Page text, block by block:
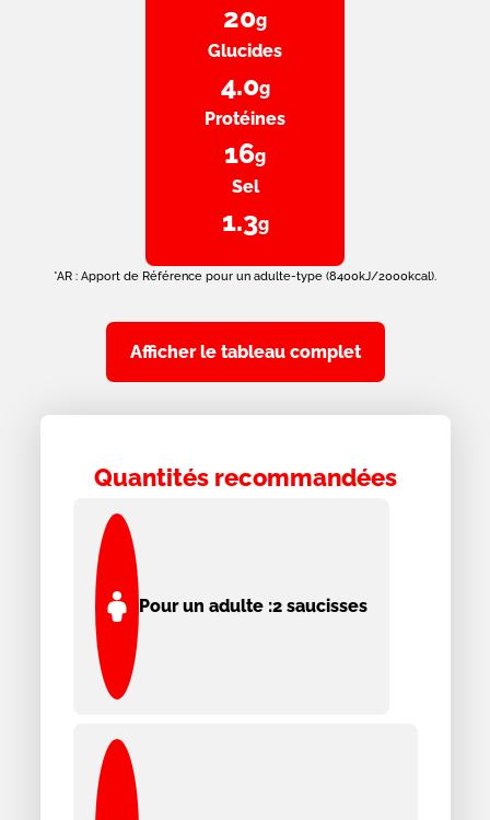
20g
Glucides
4.0g
Protéines
16g
Sel
1.3g
*AR : Apport de Référence pour un adulte-type (8400kJ/2000kcal).
Afficher le tableau complet
Quantités recommandées
Pour un adulte :2 saucisses